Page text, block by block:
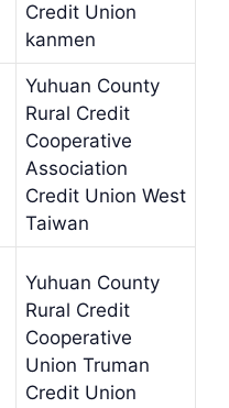
Credit Union
kanmen
Yuhuan County
Rural Credit
Cooperative
Association
Credit Union West
Taiwan
Yuhuan County
Rural Credit
Cooperative
Union Truman
Credit Union